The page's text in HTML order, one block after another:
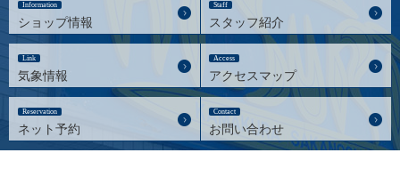
Information
ショップ情報
Staff
スタッフ紹介
Link
気象情報
Access
アクセスマップ
Reservation
ネット予約
Contact
お問い合わせ